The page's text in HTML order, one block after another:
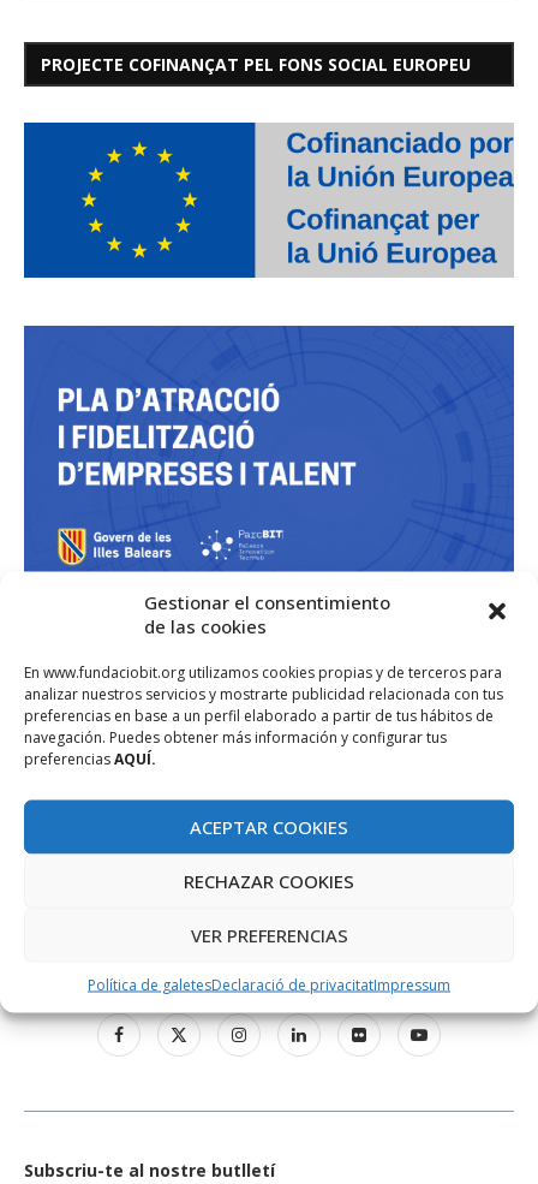
Gestionar el consentimiento
de las cookies
En www.fundaciobit.org utilizamos cookies propias y de terceros para
analizar nuestros servicios y mostrarte publicidad relacionada con tus
preferencias en base a un perfil elaborado a partir de tus hábitos de
navegación. Puedes obtener más información y configurar tus
preferenciasAQUÍ.
ACEPTAR COOKIES
RECHAZAR COOKIES
VER PREFERENCIAS
Política de galetesDeclaració de privacitatImpressum
PROJECTE COFINANÇAT PEL FONS SOCIAL EUROPEU
Subscriu-te al nostre butlletí